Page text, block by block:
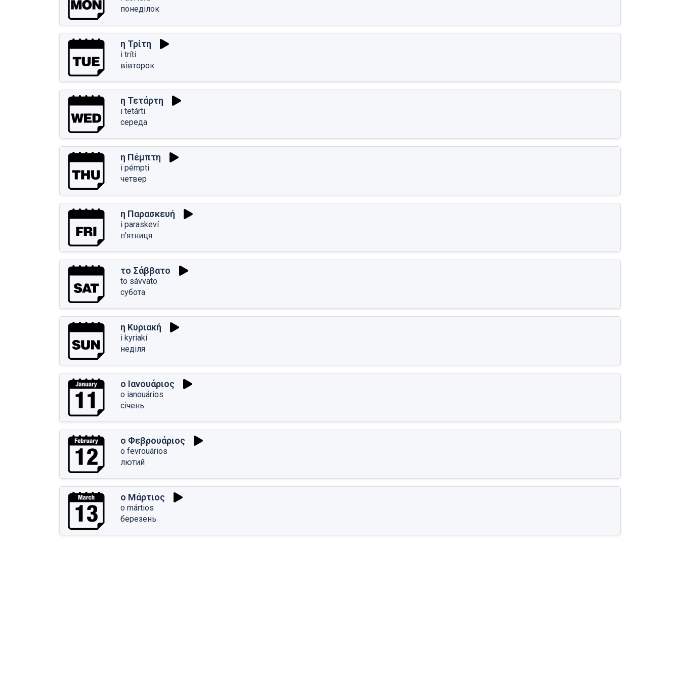
понеділок
η Τρίτη
i tríti
вівторок
η Τετάρτη
i tetárti
середа
η Πέμπτη
i pémpti
четвер
η Παρασκευή
i paraskeví
п'ятниця
το Σάββατο
to sávvato
субота
η Κυριακή
i kyriakí
неділя
ο Ιανουάριος
o ianouários
січень
ο Φεβρουάριος
o fevrouários
лютий
ο Μάρτιος
o mártios
березень